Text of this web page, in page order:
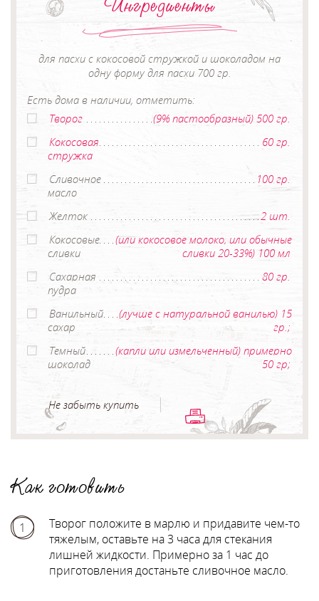
для пасхи с кокосовой стружкой и шоколадом на
одну форму для пасхи 700 гр.
Есть дома в наличии, отметить:
Творог
(9% пастообразный) 500 гр.
Кокосовая
стружка
60 гр.
Сливочное
масло
100 гр.
Желток
2 шт.
Кокосовые
сливки
(или кокосовое молоко, или обычные
сливки 20-33%) 100 мл
Сахарная
пудра
80 гр.
Ванильный
сахар
(лучше с натуральной ванилью) 15
гр.;
Темный
шоколад
(капли или измельченный) примерно
50 гр;
Не забыть купить
Как готовить
1
Творог положите в марлю и придавите чем-то
тяжелым, оставьте на 3 часа для стекания
лишней жидкости. Примерно за 1 час до
приготовления достаньте сливочное масло.